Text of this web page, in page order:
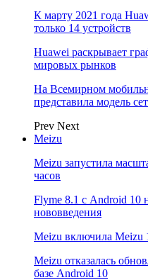
К марту 2021 года
только 14 устройств
Huawei раскрывает
мировых рынков
На Всемирном
представила модель
Prev Next
Meizu
Meizu запустила
часов
Flyme 8.1 с Android 10
нововведения
Meizu включила Meizu
Meizu отказалась
базе Android 10